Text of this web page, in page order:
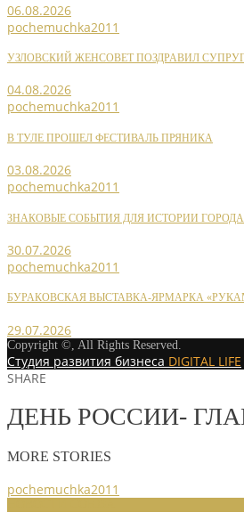
06.08.2026
pochemuchka2011
УЗЛОВСКИЙ ЖЕНСОВЕТ ПОЗДРАВИЛ
04.08.2026
pochemuchka2011
В ТУЛЕ ПРОШЕЛ ФЕСТИВАЛЬ ПРЯНИКА
03.08.2026
pochemuchka2011
ЗНАКОВЫЕ СОБЫТИЯ ДЛЯ ИСТОРИИ ГОРОДА
30.07.2026
pochemuchka2011
БУРАКОВСКАЯ ВЫСТАВКА-ЯРМАРКА
29.07.2026
Copyright ©, All Rights Reserved.
Студия развития бизнеса DIGITAL LIFE
SHARE
ДЕНЬ РОССИИ-
MORE STORIES
pochemuchka2011